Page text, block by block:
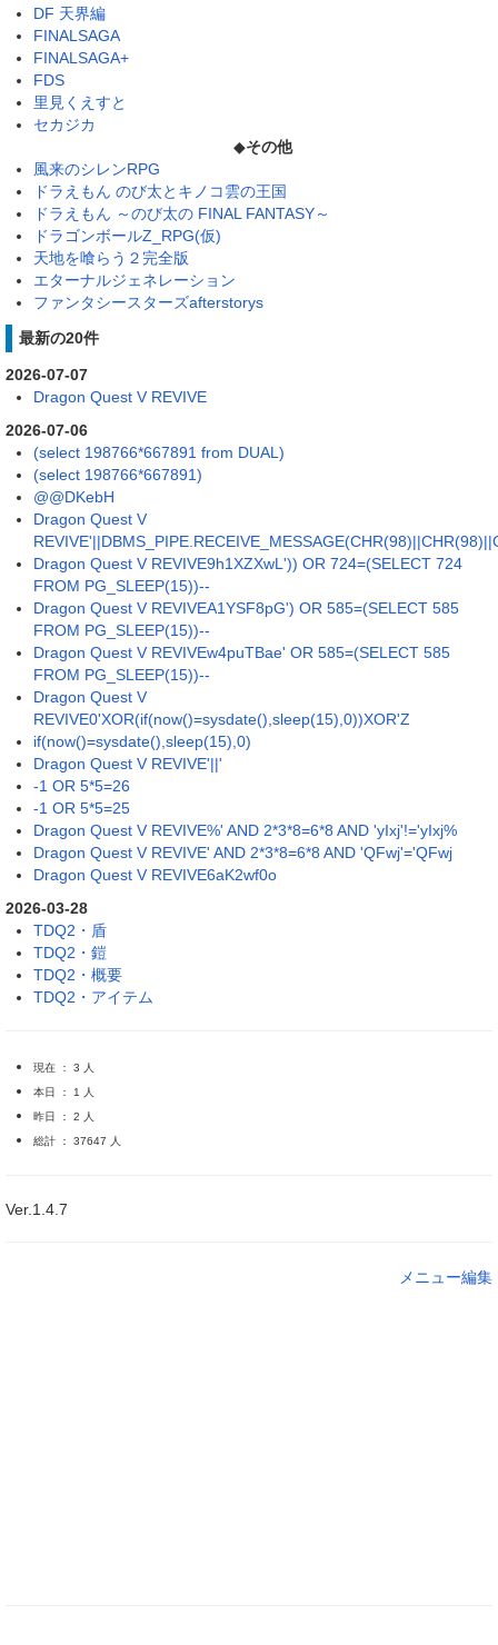
DF 天界編
FINALSAGA
FINALSAGA+
FDS
里見くえすと
セカジカ
◆その他
風来のシレンRPG
ドラえもん のび太とキノコ雲の王国
ドラえもん ～のび太の FINAL FANTASY～
ドラゴンボールZ_RPG(仮)
天地を喰らう２完全版
エターナルジェネレーション
ファンタシースターズafterstorys
最新の20件
2026-07-07
Dragon Quest V REVIVE
2026-07-06
(select 198766*667891 from DUAL)
(select 198766*667891)
@@DKebH
Dragon Quest V
Dragon Quest V REVIVE9h1XZXwL')) OR 724=(SELECT 724
FROM PG_SLEEP(15))--
Dragon Quest V REVIVEA1YSF8pG') OR 585=(SELECT 585
FROM PG_SLEEP(15))--
Dragon Quest V REVIVEw4puTBae' OR 585=(SELECT 585
FROM PG_SLEEP(15))--
Dragon Quest V
REVIVE0'XOR(if(now()=sysdate(),sleep(15),0))XOR'Z
if(now()=sysdate(),sleep(15),0)
Dragon Quest V REVIVE'||'
-1 OR 5*5=26
-1 OR 5*5=25
Dragon Quest V REVIVE%' AND 2*3*8=6*8 AND 'yIxj'!='yIxj%
Dragon Quest V REVIVE' AND 2*3*8=6*8 AND 'QFwj'='QFwj
Dragon Quest V REVIVE6aK2wf0o
2026-03-28
TDQ2・盾
TDQ2・鎧
TDQ2・概要
TDQ2・アイテム
現在 ： 3 人
本日 ： 1 人
昨日 ： 2 人
総計 ： 37647 人
Ver.1.4.7
メニュー編集